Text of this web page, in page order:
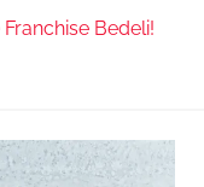
Bedeli!